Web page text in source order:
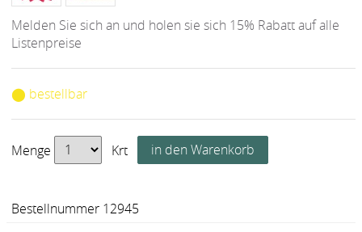
Melden Sie sich an und holen sie sich 15% Rabatt auf alle
Listenpreise
⬤ bestellbar
Menge Krt
Bestellnummer 12945